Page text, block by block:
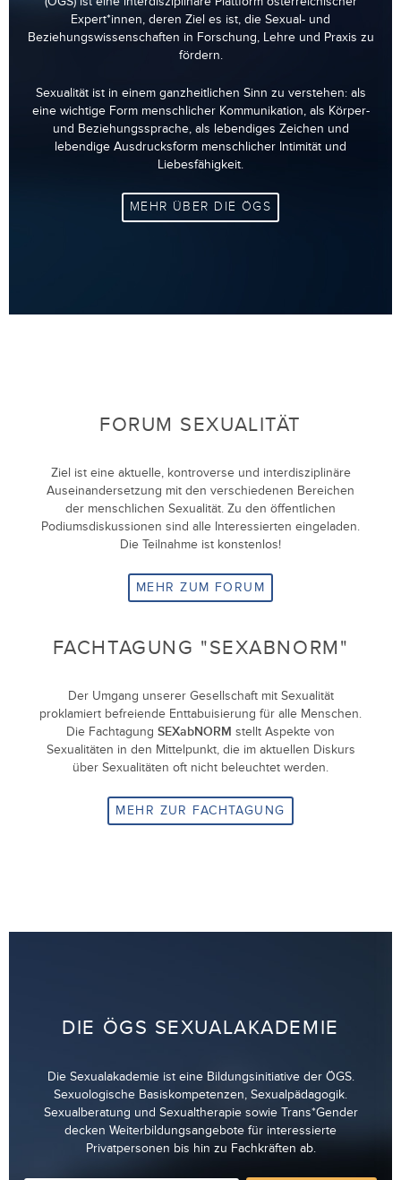
Expert*innen, deren Ziel es ist, die Sexual- und
Beziehungswissenschaften in Forschung, Lehre und Praxis zu
fördern.
Sexualität ist in einem ganzheitlichen Sinn zu verstehen: als
eine wichtige Form menschlicher Kommunikation, als Körper-
und Beziehungssprache, als lebendiges Zeichen und
lebendige Ausdrucksform menschlicher Intimität und
Liebesfähigkeit.
MEHR ÜBER DIE ÖGS
FORUM SEXUALITÄT
Ziel ist eine aktuelle, kontroverse und interdisziplinäre
Auseinandersetzung mit den verschiedenen Bereichen
der menschlichen Sexualität. Zu den öffentlichen
Podiumsdiskussionen sind alle Interessierten eingeladen.
Die Teilnahme ist konstenlos!
MEHR ZUM FORUM
FACHTAGUNG "SEXABNORM"
Der Umgang unserer Gesellschaft mit Sexualität
proklamiert befreiende Enttabuisierung für alle Menschen.
Die Fachtagung SEXabNORM stellt Aspekte von
Sexualitäten in den Mittelpunkt, die im aktuellen Diskurs
über Sexualitäten oft nicht beleuchtet werden.
MEHR ZUR FACHTAGUNG
DIE ÖGS SEXUALAKADEMIE
Die Sexualakademie ist eine Bildungsinitiative der ÖGS.
Sexuologische Basiskompetenzen, Sexualpädagogik.
Sexualberatung und Sexualtherapie sowie Trans*Gender
decken Weiterbildungsangebote für interessierte
Privatpersonen bis hin zu Fachkräften ab.